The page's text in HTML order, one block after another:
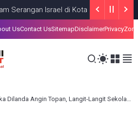
Israel di Kota Gaza GAZA JULY
UsContact UsSitemapDisclaimerPrivacy
Angin Topan, Langit-Langit Sekolah Roboh, 6 Siswa Terluka